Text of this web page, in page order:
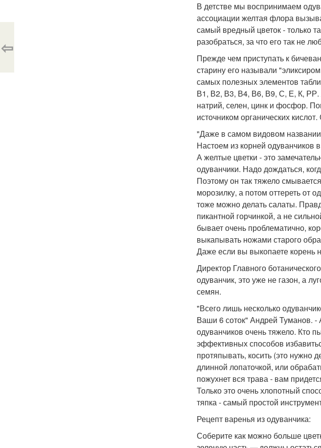
В детстве мы воспринимаем
ассоциации желтая флора
самый вредный цветок - только
разобраться, за что его так не
Прежде чем приступать к
старину его называли
самых полезных элементов
В1, В2, В3, В4, В6, В9, С, Е, К, РР.
натрий, селен, цинк и фосфор.
источником органических
"Даже в самом видовом названии
Настоем из корней одуванчиков
А желтые цветки - это
одуванчики. Надо дождаться,
Поэтому он так тяжело
морозилку, а потом оттереть от
тоже можно делать салаты.
пикантной горчинкой, а не
бывает очень проблематично,
выкапывать ножами старого
Даже если вы выкопаете корень
Директор Главного
одуванчик, это уже не газон, а
семян.
"Всего лишь несколько
Ваши 6 соток" Андрей Туманов. -
одуванчиков очень тяжело. Кто
эффективных способов
протяпывать, косить (это нужно
длинной лопаточкой, или
пожухнет вся трава - вам
Только это очень хлопотный
тяпка - самый простой
Рецепт варенья из одуванчика:
Соберите как можно больше
⇦